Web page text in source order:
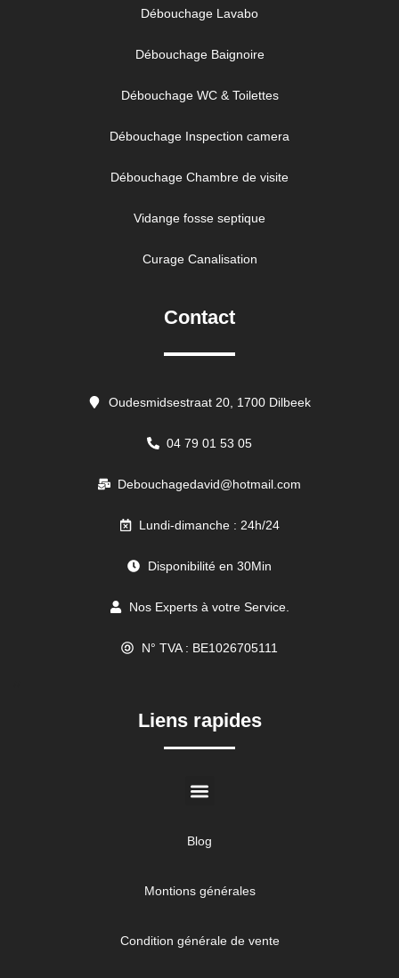
Débouchage Lavabo
Débouchage Baignoire
Débouchage WC & Toilettes
Débouchage Inspection camera
Débouchage Chambre de visite
Vidange fosse septique
Curage Canalisation
Contact
Oudesmidsestraat 20, 1700 Dilbeek
04 79 01 53 05
Debouchagedavid@hotmail.com
Lundi-dimanche : 24h/24
Disponibilité en 30Min
Nos Experts à votre Service.
N° TVA : BE1026705111
Liens rapides
Blog
Montions générales
Condition générale de vente